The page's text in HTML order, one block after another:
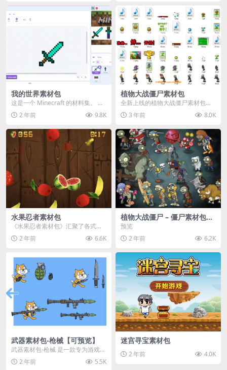
我的世界素材包
这是一个 Minecraft 的材料集。 操
作方法如下： 工具 → 右箭头 怪物...
2 年前 9.8K
植物大战僵尸素材包
全新上线的植物大战僵尸素材包，
内含48个精选资源，涵盖角色、场
景、音效等多样内容...
3 年前 8.0K
水果忍者素材包
《水果忍者素材包》汇聚了各式鲜
美诱人的水果图像与清脆悦耳的切
割音效，专为追求极致...
2 年前 6.6K
植物大战僵尸 – 僵尸素材包
【可预览】
预览
2 年前
6.2K
武器素材包-枪械【可预览】
武器素材包-枪械 是一款专为游戏开
发者和创作者设计的素材包，包含
多种高质量的枪械...
2 年前 5.5K
迷宫寻宝素材包
2 年前 4.0K